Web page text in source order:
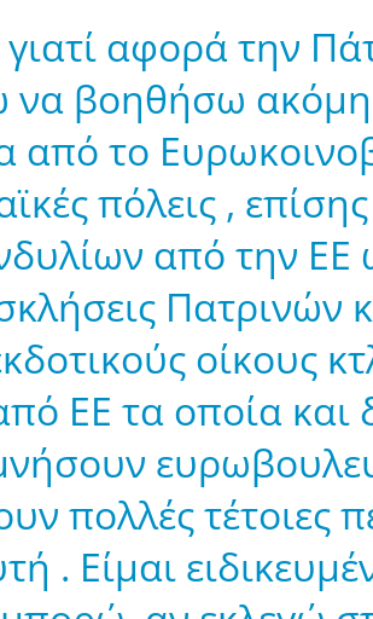
αφορά την
βοηθήσω ακόμη
από το
πόλεις ,
από την ΕΕ
Πατρινών
οίκους
ΕΕ τα οποία και
πολλές τέτοιες
. Είμαι